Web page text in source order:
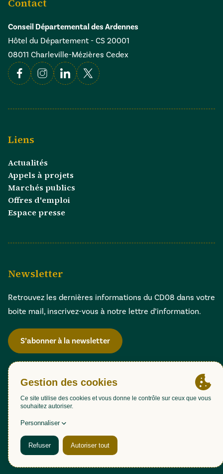
Contact
Conseil Départemental des Ardennes
Hôtel du Département - CS 20001
08011 Charleville-Mézières Cedex
FacebookInstagramLinkedin
X
Liens
Actualités
Appels à projets
Marchés publics
Offres d'emploi
Espace presse
Newsletter
Retrouvez les dernières informations du CD08 dans votre
boite mail, inscrivez-vous à notre lettre d’information.
S’abonner à la newsletter
Gestion des cookies
Accessibilité : partiellement conforme (98,51%)
Mentions légales
Politique de confidentialité
Plan du site
Une création